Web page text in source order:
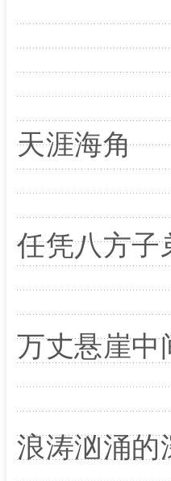
天涯海角
任凭八方子
万丈悬崖中
浪涛汹涌的